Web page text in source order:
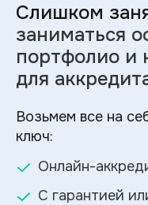
Слишком
заниматься
портфолио и
для
Возьмем все на
ключ:
Онлайн-
С гарантией